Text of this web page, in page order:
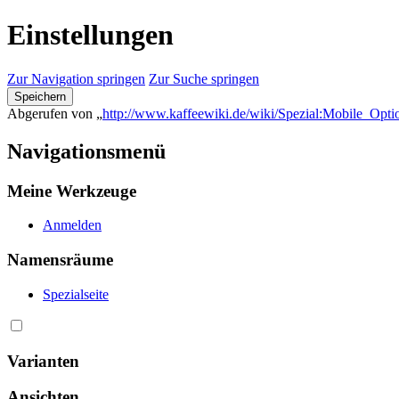
Einstellungen
Zur Navigation springen Zur Suche springen
Speichern
Abgerufen von „http://www.kaffeewiki.de/wiki/
Navigationsmenü
Meine Werkzeuge
Anmelden
Namensräume
Spezialseite
Varianten